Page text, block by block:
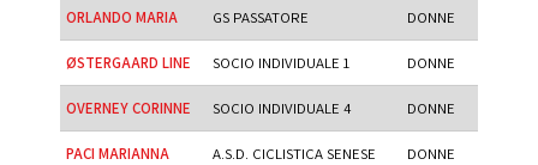
ORLANDO MARIA GS PASSATORE DONNE
ØSTERGAARD LINE SOCIO INDIVIDUALE 1 DONNE
OVERNEY CORINNE SOCIO INDIVIDUALE 4 DONNE
PACI MARIANNA A.S.D. CICLISTICA SENESE DONNE